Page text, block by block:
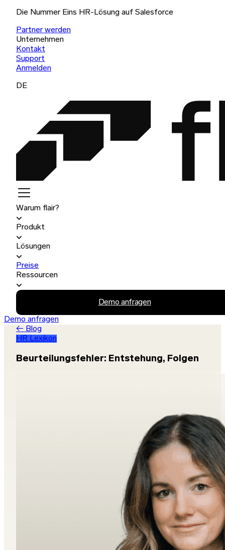
Die Nummer Eins HR-Lösung auf Salesforce
Partner werden
Unternehmen
Kontakt
Support
Anmelden
DE
Warum flair?
Produkt
Lösungen
Preise
Ressourcen
Demo anfragen
Demo anfragen
← Blog
HR Lexikon
Beurteilungsfehler: Entstehung, Folgen